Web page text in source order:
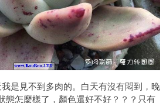
是見不到多肉的。白天有沒有悶到，晚
態怎麼樣了，顏色還好不好？？？只有